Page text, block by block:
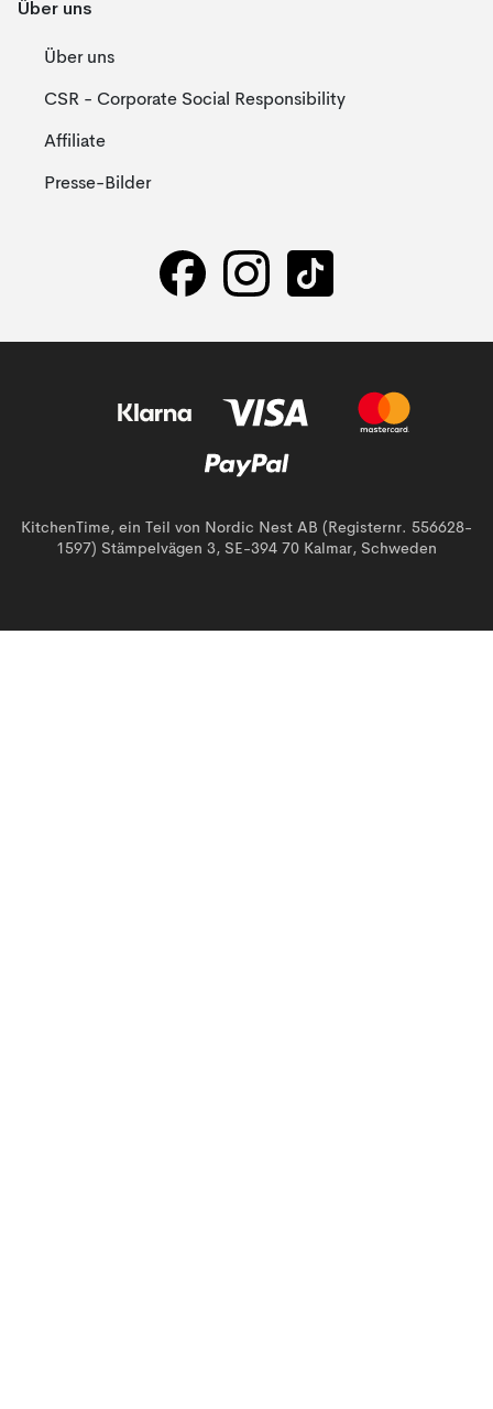
Über uns
Über uns
CSR - Corporate Social Responsibility
Affiliate
Presse-Bilder
KitchenTime, ein Teil von Nordic Nest AB (Registernr. 556628-
1597) Stämpelvägen 3, SE-394 70 Kalmar, Schweden